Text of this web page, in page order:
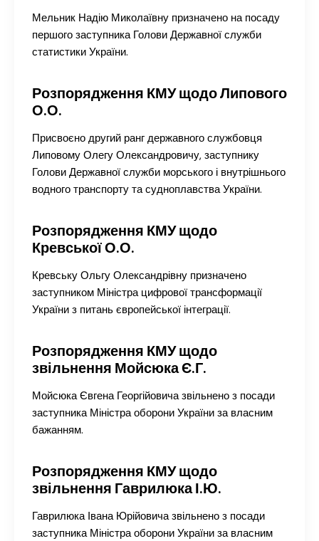
Мельник Надію Миколаївну призначено на посаду
першого заступника Голови Державної служби
статистики України.
Розпорядження КМУ щодо Липового
О.О.
Присвоєно другий ранг державного службовця
Липовому Олегу Олександровичу, заступнику
Голови Державної служби морського і внутрішнього
водного транспорту та судноплавства України.
Розпорядження КМУ щодо
Кревської О.О.
Кревську Ольгу Олександрівну призначено
заступником Міністра цифрової трансформації
України з питань європейської інтеграції.
Розпорядження КМУ щодо
звільнення Мойсюка Є.Г.
Мойсюка Євгена Георгійовича звільнено з посади
заступника Міністра оборони України за власним
бажанням.
Розпорядження КМУ щодо
звільнення Гаврилюка І.Ю.
Гаврилюка Івана Юрійовича звільнено з посади
заступника Міністра оборони України за власним